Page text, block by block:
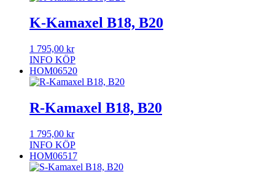
K-Kamaxel B18, B20
1 795,00 kr
INFO KÖP
HOM06520
R-Kamaxel B18, B20
1 795,00 kr
INFO KÖP
HOM06517